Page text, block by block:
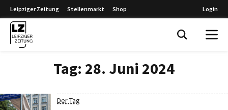
Leipziger Zeitung Stellenmarkt Shop Login
Tag: 28. Juni 2024
Der Tag